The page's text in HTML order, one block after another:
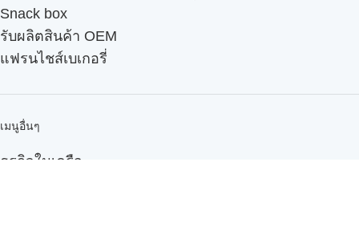
Snack box
รับผลิตสินค้า OEM
แฟรนไชส์เบเกอรี่
เมนูอื่นๆ
ธุรกิจในเครือ